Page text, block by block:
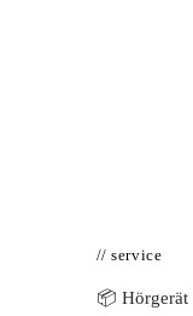
// service
📦 Hörgerät